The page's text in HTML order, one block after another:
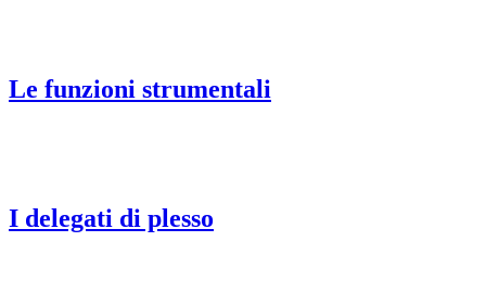
Le funzioni strumentali
I delegati di plesso